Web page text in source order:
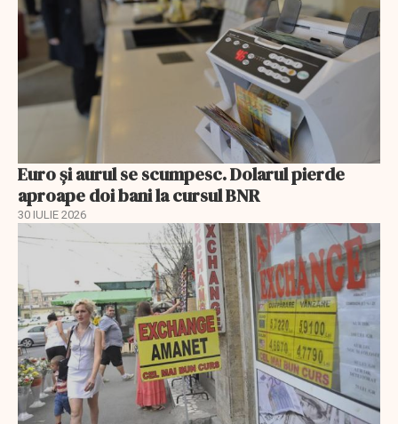
Euro și aurul se scumpesc. Dolarul pierde
aproape doi bani la cursul BNR
30 IULIE 2026